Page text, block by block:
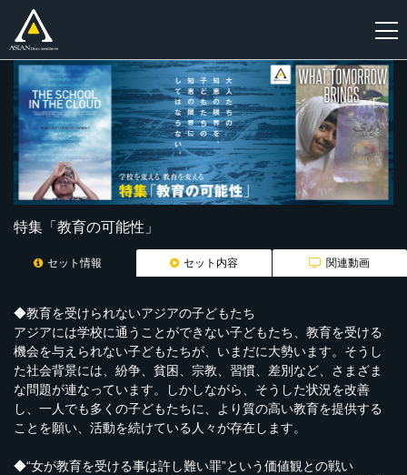
特集「教育の可能性」
セット情報 セット内容 関連動画
◆教育を受けられないアジアの子どもたち
アジアには学校に通うことができない子どもたち、教育を受ける
機会を与えられない子どもたちが、いまだに大勢います。そうし
た社会背景には、紛争、貧困、宗教、習慣、差別など、さまざま
な問題が連なっています。しかしながら、そうした状況を改善
し、一人でも多くの子どもたちに、より質の高い教育を提供する
ことを願い、活動を続けている人々が存在します。
◆“女が教育を受ける事は許し難い罪”という価値観との戦い